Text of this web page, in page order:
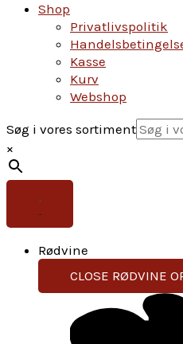
Shop
Privatlivspolitik
Kasse
Kurv
Webshop
Søg i vores sortiment
×
Rødvine
CLOSE RØDVINE